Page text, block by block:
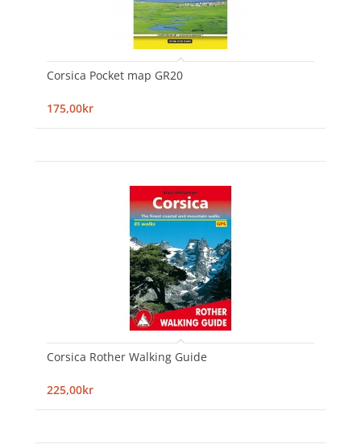
Corsica Pocket map GR20
175,00kr
Corsica Rother Walking Guide
225,00kr